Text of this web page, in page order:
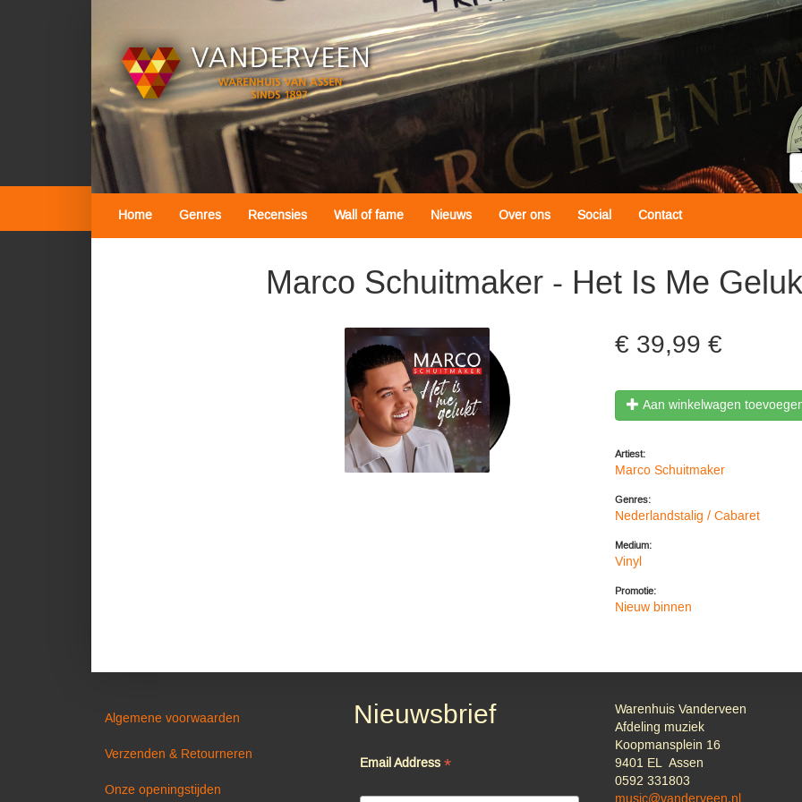
Home
Genres Recensies Wall of fame Nieuws Over ons Social Contact
Marco Schuitmaker - Het Is Me
39,99 €
Aan winkelwagen
Artiest:
Marco Schuitmaker
Genres:
Nederlandstalig / Cabaret
Medium:
Vinyl
Promotie:
Nieuw binnen
Algemene voorwaarden
Verzenden & Retourneren
Onze openingstijden
Nieuwsbrief
Email Address*
Warenhuis Vanderveen
Afdeling muziek
Koopmansplein 16
9401 EL Assen
0592 331803